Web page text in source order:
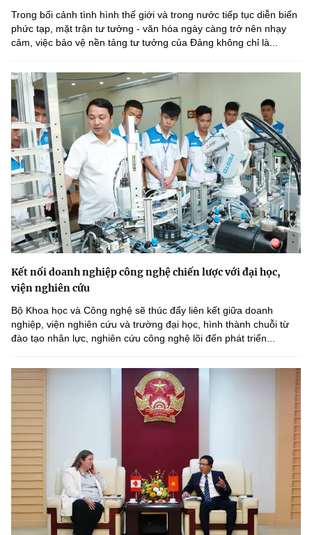
Trong bối cảnh tình hình thế giới và trong nước tiếp tục diễn biến
phức tạp, mặt trận tư tưởng - văn hóa ngày càng trở nên nhạy
cảm, việc bảo vệ nền tảng tư tưởng của Đảng không chỉ là...
Kết nối doanh nghiệp công nghệ chiến lược với đại học,
viện nghiên cứu
Bộ Khoa học và Công nghệ sẽ thúc đẩy liên kết giữa doanh
nghiệp, viện nghiên cứu và trường đại học, hình thành chuỗi từ
đào tạo nhân lực, nghiên cứu công nghệ lõi đến phát triển...